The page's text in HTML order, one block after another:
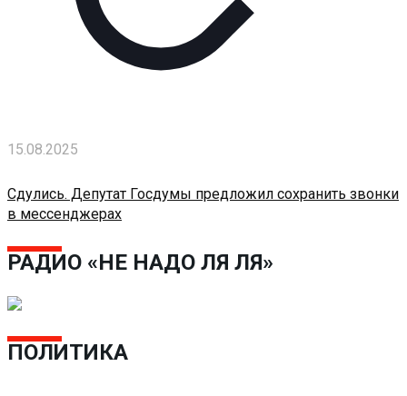
15.08.2025
Сдулись. Депутат Госдумы предложил сохранить звонки
в мессенджерах
РАДИО «НЕ НАДО ЛЯ ЛЯ»
ПОЛИТИКА